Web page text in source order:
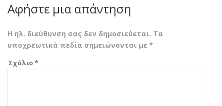
Αφήστε μια απάντηση
Η ηλ. διεύθυνση σας δεν δημοσιεύεται. Τα
υποχρεωτικά πεδία σημειώνονται με *
Σχόλιο *